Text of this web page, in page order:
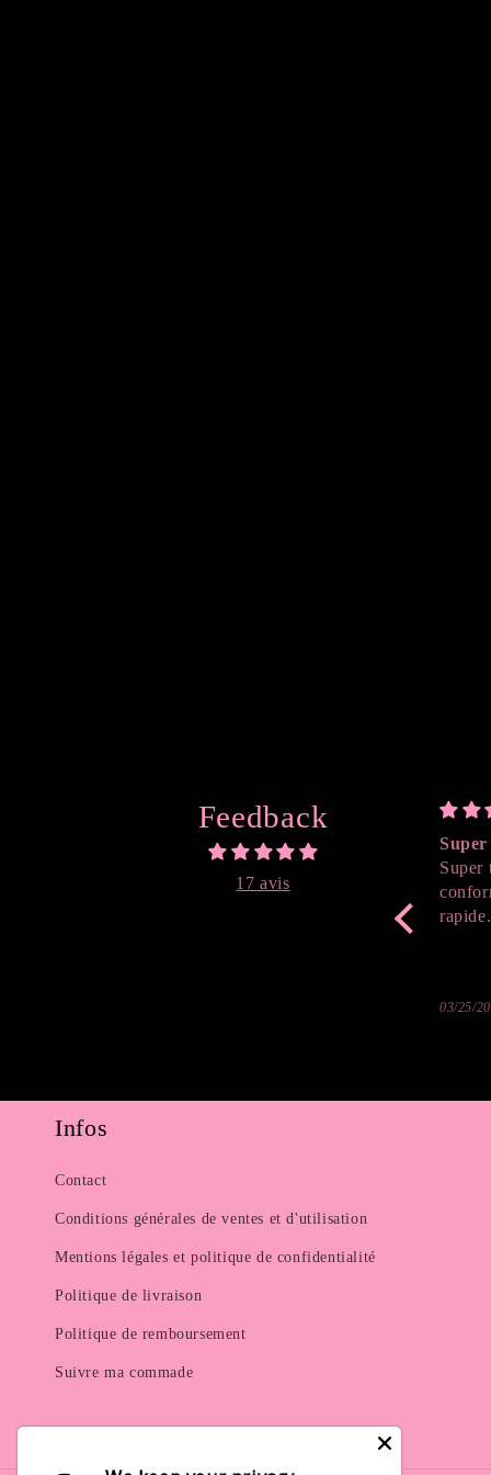
Feedback
17 avis
Super
03/25/
Infos
Contact
Conditions générales de ventes et d'utilisation
Mentions légales et politique de confidentialité
Politique de livraison
Politique de remboursement
Suivre ma commade